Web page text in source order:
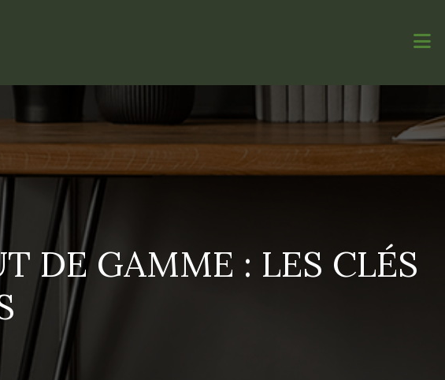
DE GAMME : LES CLÉS